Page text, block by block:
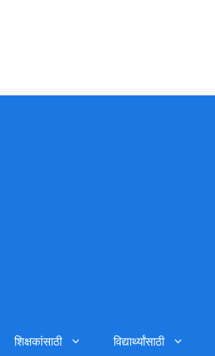
शिक्षकांसाठी विद्यार्थ्यांसाठी